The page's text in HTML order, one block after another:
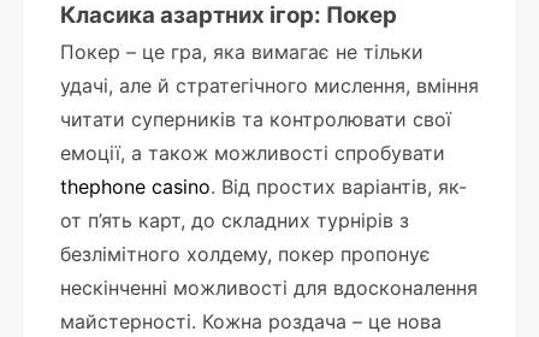
Класика азартних ігор: Покер
Покер – це гра, яка вимагає не тільки
удачі, але й стратегічного мислення, вміння
читати суперників та контролювати свої
емоції, а також можливості спробувати
thephone casino. Від простих варіантів, як-
от п’ять карт, до складних турнірів з
безлімітного холдему, покер пропонує
нескінченні можливості для вдосконалення
майстерності. Кожна роздача – це нова